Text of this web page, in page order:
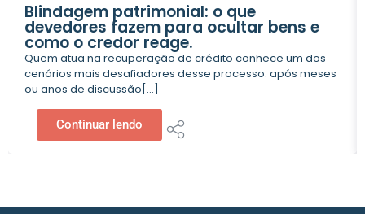
Blindagem patrimonial: o que
devedores fazem para ocultar bens e
como o credor reage.
Quem atua na recuperação de crédito conhece um dos
cenários mais desafiadores desse processo: após meses
ou anos de discussão[...]
Continuar lendo